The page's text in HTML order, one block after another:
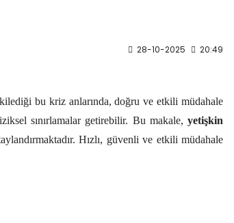
28-10-2025 20:49
bu kriz anlarında, doğru ve etkili müdahale
sınırlamalar getirebilir. Bu makale, yetişkin
Hızlı, güvenli ve etkili müdahale